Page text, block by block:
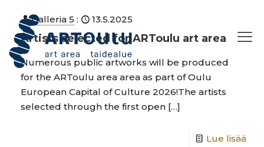
Galleria 5 : 13.5.2025
Artists selected for ARToulu art area
Numerous public artworks will be produced
for the ARToulu area area as part of Oulu
European Capital of Culture 2026!The artists
selected through the first open […]
Lue lisää